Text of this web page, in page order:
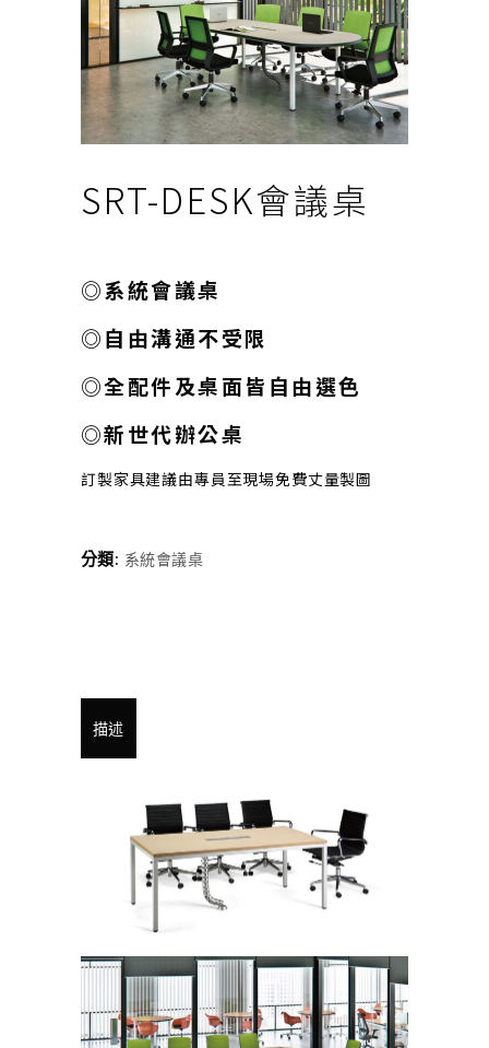
SRT-DESK會議桌
◎系統會議桌
◎自由溝通不受限
◎全配件及桌面皆自由選色
◎新世代辦公桌
訂製家具建議由專員至現場免費丈量製圖
分類: 系統會議桌
描述